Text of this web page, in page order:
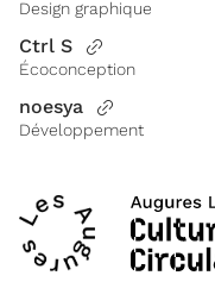
Design graphique
Ctrl S
Écoconception
noesya
Développement